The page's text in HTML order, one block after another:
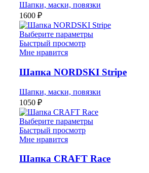
Шапки, маски, повязки
1600 ₽
Выберите параметры
Быстрый просмотр
Мне нравится
Шапка NORDSKI Stripe
Шапки, маски, повязки
1050 ₽
Выберите параметры
Быстрый просмотр
Мне нравится
Шапка CRAFT Race